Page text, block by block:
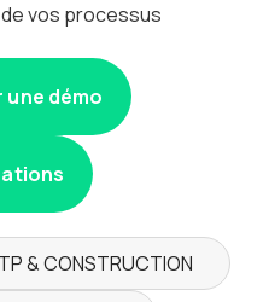
vos processus
une démo
& CONSTRUCTION